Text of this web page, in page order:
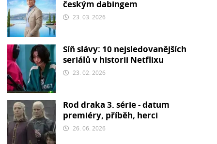
českým dabingem
23. 03. 2026
Síň slávy: 10 nejsledovanějších
seriálů v historii Netflixu
23. 02. 2026
Rod draka 3. série - datum
premiéry, příběh, herci
26. 06. 2026